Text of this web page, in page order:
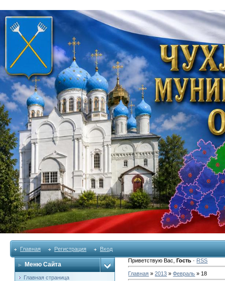
Главная Регистрация Вход
Меню Сайта
Главная страница
Приветствую Вас ,Гость · RSS
Главная »2013 » Февраль » 18